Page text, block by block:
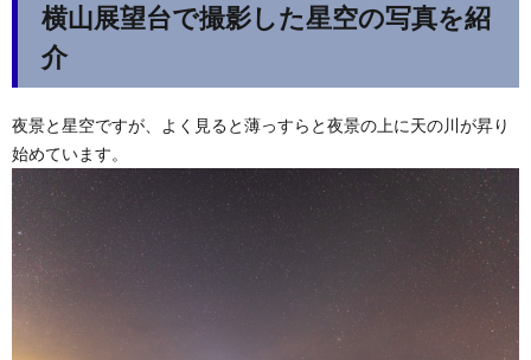
横山展望台で撮影した星空の写真を紹
介
夜景と星空ですが、よく見ると薄っすらと夜景の上に天の川が昇り
始めています。